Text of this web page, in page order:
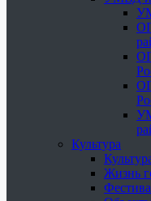
Культура
Жизнь